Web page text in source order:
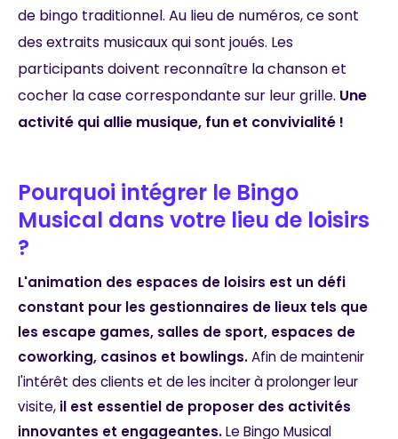
de bingo traditionnel. Au lieu de numéros, ce sont
des extraits musicaux qui sont joués. Les
participants doivent reconnaître la chanson et
cocher la case correspondante sur leur grille. Une
activité qui allie musique, fun et convivialité !
Pourquoi intégrer le Bingo
Musical dans votre lieu de loisirs
?
L'animation des espaces de loisirs est un défi
constant pour les gestionnaires de lieux tels que
les escape games, salles de sport, espaces de
coworking, casinos et bowlings.Afin de maintenir
l'intérêt des clients et de les inciter à prolonger leur
visite, il est essentiel de proposer des activités
innovantes et engageantes.Le Bingo Musical